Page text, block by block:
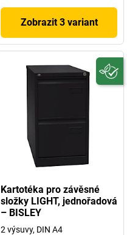
Zobrazit 3 variant
Kartotéka pro závěsné
složky LIGHT, jednořadová
– BISLEY
2 výsuvy, DIN A4